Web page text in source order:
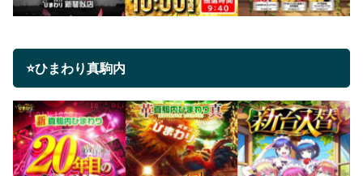
⭐ひまわり真駒内